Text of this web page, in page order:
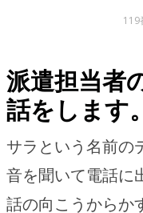
119
派遣担当者
話をします。
サラという名前の
音を聞いて電話に
話の向こうからか